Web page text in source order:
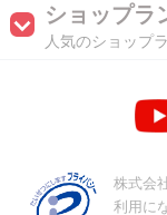
ショップラ
人気のショップ
株式会
利用に